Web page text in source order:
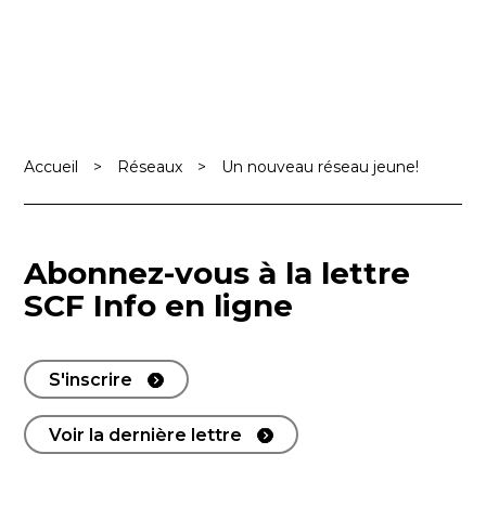
Accueil > Réseaux > Un nouveau réseau jeune!
Abonnez-vous à la lettre
SCF Info en ligne
S'inscrire
Voir la dernière lettre